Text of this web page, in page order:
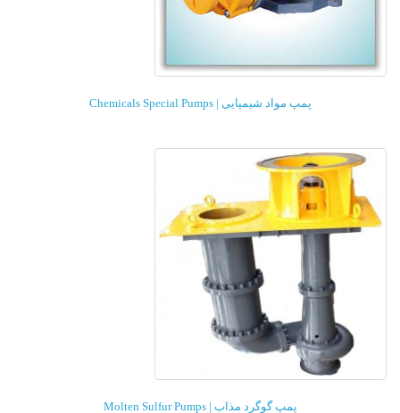
پمپ مواد شیمیایی | Chemicals Special Pumps
پمپ گوگرد مذاب | Molten Sulfur Pumps